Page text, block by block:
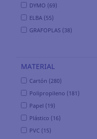
DYMO (69)
ELBA (55)
GRAFOPLAS (38)
MATERIAL
Cartón (280)
Polipropileno (181)
Papel (19)
Plástico (16)
PVC (15)